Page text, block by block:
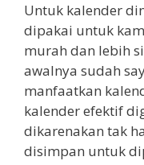
Untuk kalender
dipakai untuk
murah dan lebih
awalnya sudah
manfaatkan
kalender efektif
dikarenakan tak
disimpan untuk